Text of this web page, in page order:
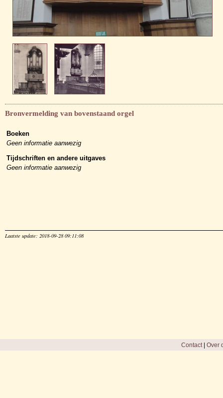
Bronvermelding van bovenstaand orgel
Boeken
Geen informatie aanwezig
Tijdschriften en andere uitgaves
Geen informatie aanwezig
Laatste update: 2018-09-28 09:11:08
Contact| Over